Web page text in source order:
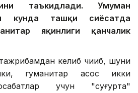
таъкидлади. Умуман
кунда ташқи сиёсатда
яқинлиги қанчалик
келиб чиқиб, шуни
гуманитар асос икки
учун "суғурта"